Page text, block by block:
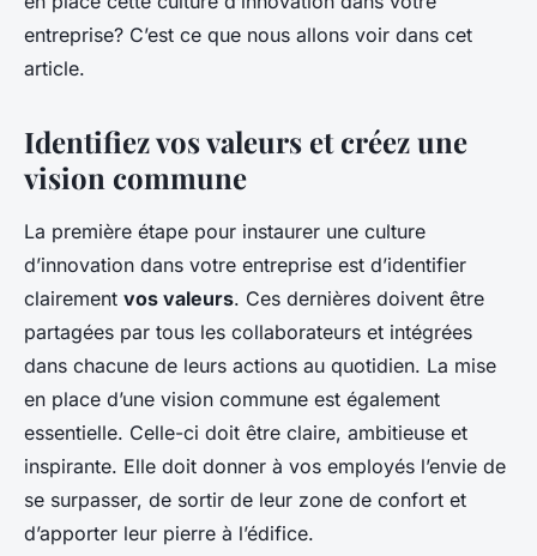
entreprise? C’est ce que nous allons voir dans cet
article.
Identifiez vos valeurs et créez une
vision commune
La première étape pour instaurer une culture
d’innovation dans votre entreprise est d’identifier
clairement vos valeurs. Ces dernières doivent être
partagées par tous les collaborateurs et intégrées
dans chacune de leurs actions au quotidien. La mise
en place d’une vision commune est également
essentielle. Celle-ci doit être claire, ambitieuse et
inspirante. Elle doit donner à vos employés l’envie de
se surpasser, de sortir de leur zone de confort et
d’apporter leur pierre à l’édifice.